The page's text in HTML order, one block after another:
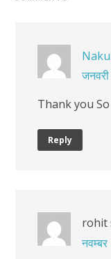
Thank you
Reply
rohit